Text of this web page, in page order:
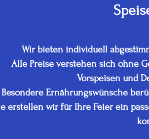
Wir bieten individuell
Alle Preise verstehen sich ohne
Vorspeisen und
Besondere Ernährungswünsche
erstellen wir für Ihre Feier ein